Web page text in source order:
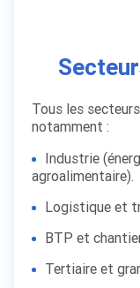
Tous les
notamment :
Industrie
agroalimentaire).
Logistique et
BTP et
Tertiaire et